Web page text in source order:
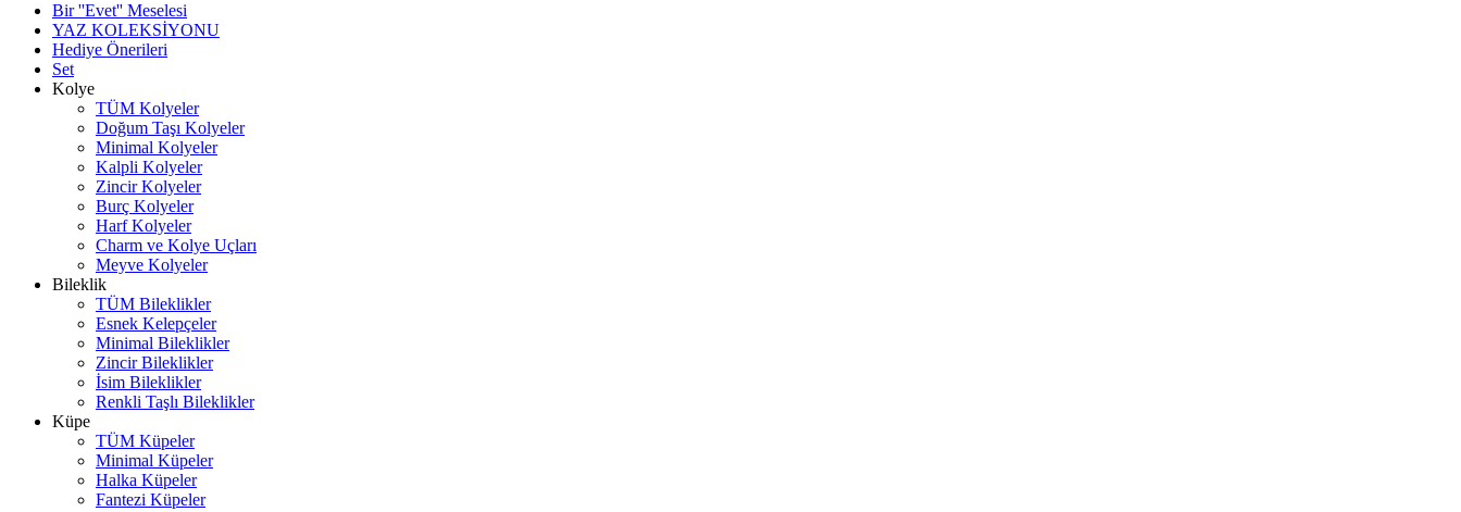
Bir ''Evet'' Meselesi
YAZ KOLEKSİYONU
Hediye Önerileri
Set
Kolye
TÜM Kolyeler
Doğum Taşı Kolyeler
Minimal Kolyeler
Kalpli Kolyeler
Zincir Kolyeler
Burç Kolyeler
Harf Kolyeler
Charm ve Kolye Uçları
Meyve Kolyeler
Bileklik
TÜM Bileklikler
Esnek Kelepçeler
Minimal Bileklikler
Zincir Bileklikler
İsim Bileklikler
Renkli Taşlı Bileklikler
Küpe
TÜM Küpeler
Minimal Küpeler
Halka Küpeler
Fantezi Küpeler